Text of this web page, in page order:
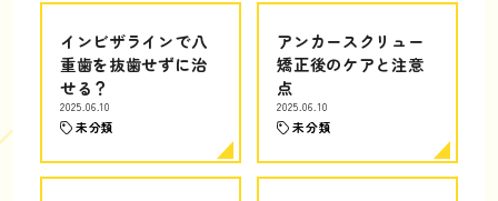
インビザラインで八
重歯を抜歯せずに治
せる？
2025.06.10
未分類
アンカースクリュー
矯正後のケアと注意
点
2025.06.10
未分類